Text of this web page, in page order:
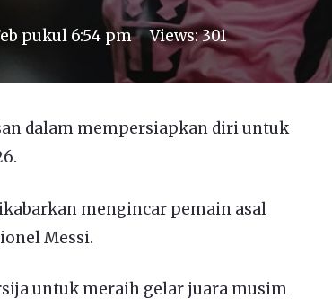
pukul 6:54 pm Views:301
dalam mempersiapkan diri untuk
mengincar pemain asal
Messi.
untuk meraih gelar juara musim